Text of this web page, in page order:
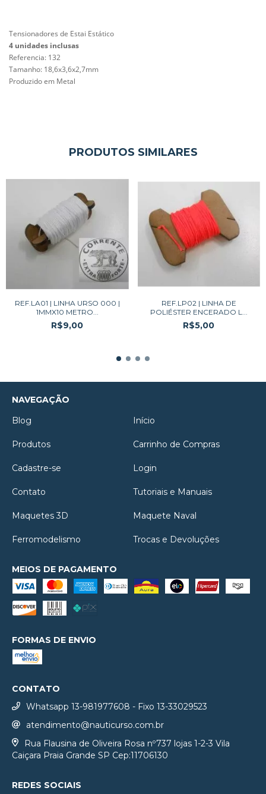
Tensionadores de Estai Estático
4 unidades inclusas
Referencia: 132
Tamanho: 18,6x3,6x2,7mm
Produzido em Metal
PRODUTOS SIMILARES
REF.LA01 | LINHA URSO 000 |
1MMX10 METRO...
R$9,00
REF.LP02 | LINHA DE
POLIÉSTER ENCERADO L...
R$5,00
NAVEGAÇÃO
Blog
Início
Produtos Carrinho de Compras
Cadastre-se Login
Contato Tutoriais e Manuais
Maquetes 3D Maquete Naval
Ferromodelismo Trocas e Devoluções
MEIOS DE PAGAMENTO
FORMAS DE ENVIO
CONTATO
Whatsapp 13-981977608 - Fixo 13-33029523
atendimento@nauticurso.com.br
Rua Flausina de Oliveira Rosa nº737 lojas 1-2-3 Vila
Caiçara Praia Grande SP Cep:11706130
REDES SOCIAIS